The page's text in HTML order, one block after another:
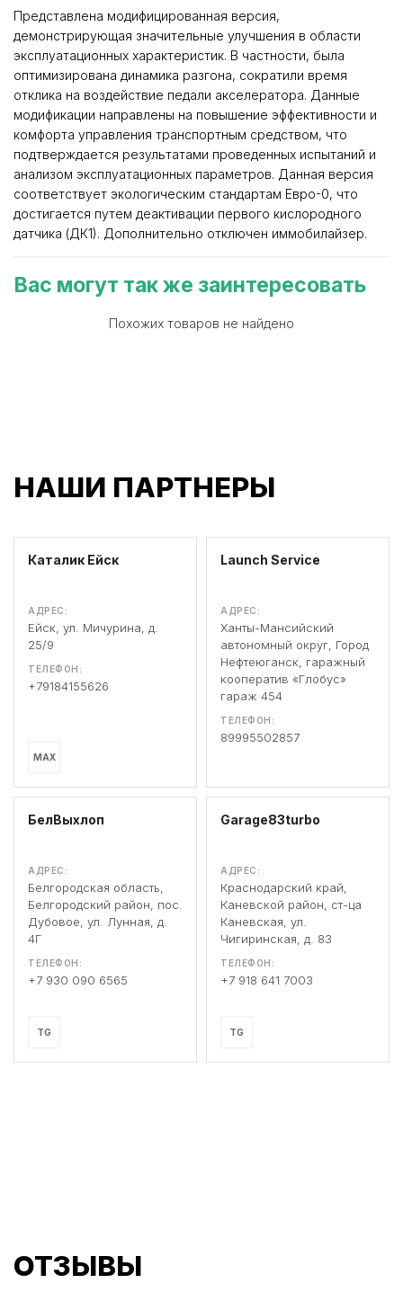
Представлена модифицированная версия,
демонстрирующая значительные улучшения в области
эксплуатационных характеристик. В частности, была
оптимизирована динамика разгона, сократили время
отклика на воздействие педали акселератора. Данные
модификации направлены на повышение эффективности и
комфорта управления транспортным средством, что
подтверждается результатами проведенных испытаний и
анализом эксплуатационных параметров. Данная версия
соответствует экологическим стандартам Евро-0, что
достигается путем деактивации первого кислородного
датчика (ДК1). Дополнительно отключен иммобилайзер.
Вас могут так же заинтересовать
Похожих товаров не найдено
НАШИ ПАРТНЕРЫ
Каталик Ейск
АДРЕС:
Ейск, ул. Мичурина, д.
25/9
ТЕЛЕФОН:
+79184155626
MAX
Launch Service
АДРЕС:
Ханты-Мансийский
автономный округ, Город
Нефтеюганск, гаражный
кооператив «Глобус»
гараж 454
ТЕЛЕФОН:
89995502857
БелВыхлоп
АДРЕС:
Белгородская область,
Белгородский район, пос.
Дубовое, ул. Лунная, д.
4Г
ТЕЛЕФОН:
+7 930 090 6565
TG
Garage83turbo
АДРЕС:
Краснодарский край,
Каневской район, ст-ца
Каневская, ул.
Чигиринская, д. 83
ТЕЛЕФОН:
+7 918 641 7003
TG
ОТЗЫВЫ